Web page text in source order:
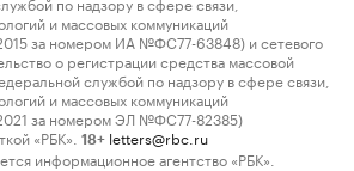
и массовых коммуникаций
за номером ИА №ФС77-63848) и сетевого
о регистрации средства массовой
службой по надзору в сфере связи,
и массовых коммуникаций
за номером ЭЛ №ФС77-82385)
«РБК».
18+ letters@rbc.ru
информационное агентство «РБК».